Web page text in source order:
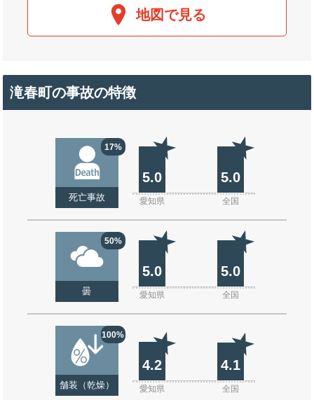
地図で見る
滝春町の事故の特徴
17%
死亡事故
5.0 5.0
愛知県 全国
50%
曇
5.0 5.0
愛知県 全国
100%
舗装（乾燥）
4.2 4.1
愛知県 全国